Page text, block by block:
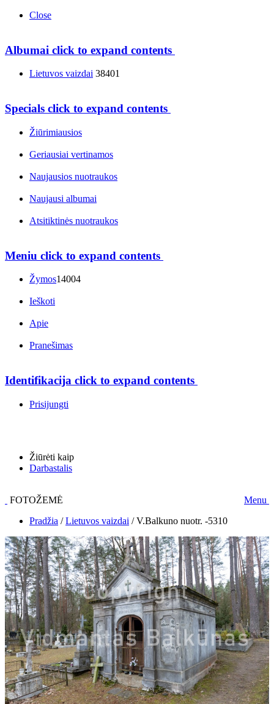
Close
Albumai click to expand contents
Lietuvos vaizdai 38401
Specials click to expand contents
Žiūrimiausios
Geriausiai vertinamos
Naujausios nuotraukos
Naujausi albumai
Atsitiktinės nuotraukos
Meniu click to expand contents
Žymos14004
Ieškoti
Apie
Pranešimas
Identifikacija click to expand contents
Prisijungti
Žiūrėti kaip
Darbastalis
FOTOŽEMĖ
Menu
Pradžia /Lietuvos vaizdai /V.Balkuno nuotr. -5310